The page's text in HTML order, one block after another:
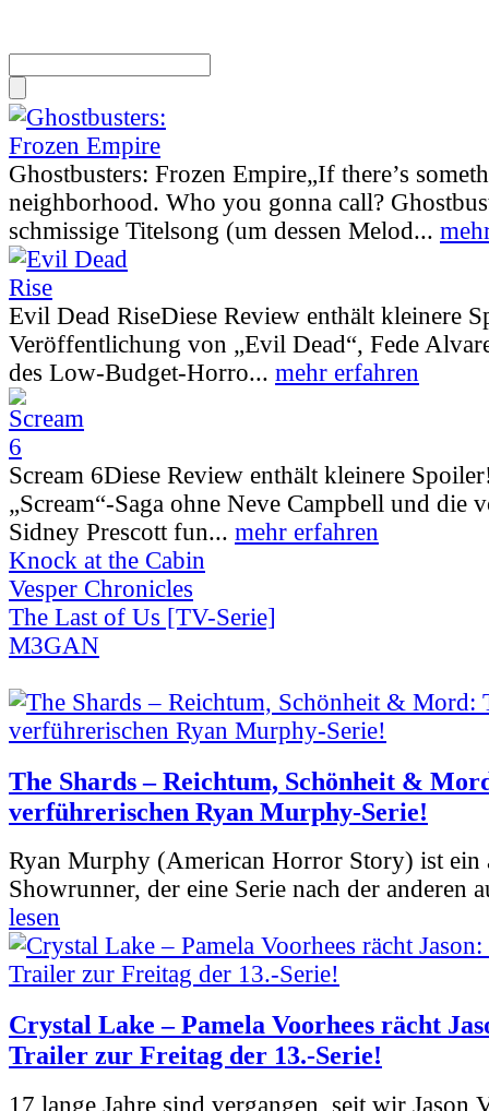
Ghostbusters: Frozen Empire„If there’s
neighborhood. Who you gonna call?
schmissige Titelsong (um dessen Melod...
Evil Dead RiseDiese Review enthält kleinere
Veröffentlichung von „Evil Dead“, Fede
des Low-Budget-Horro... mehr erfahren
Scream 6Diese Review enthält kleinere
„Scream“-Saga ohne Neve Campbell und die
Sidney Prescott fun... mehr erfahren
Knock at the Cabin
Vesper Chronicles
The Last of Us [TV-Serie]
M3GAN
The Shards – Reichtum, Schönheit &
verführerischen Ryan Murphy-Serie!
Ryan Murphy (American Horror Story) ist ein
Showrunner, der eine Serie nach der anderen
lesen
Crystal Lake – Pamela Voorhees rächt
Trailer zur Freitag der 13.-Serie!
17 lange Jahre sind vergangen, seit wir Jason